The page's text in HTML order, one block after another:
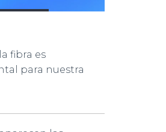
fibra es
para nuestra